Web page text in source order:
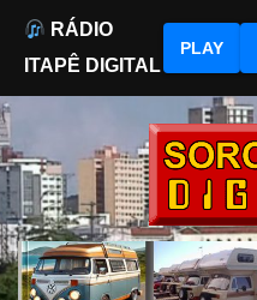
to
content
RÁDIO
ITAPÊ DIGITAL
PLAY